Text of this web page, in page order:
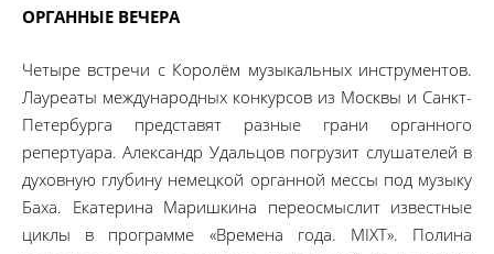
ОРГАННЫЕ ВЕЧЕРА
Четыре встречи с Королём музыкальных инструментов.
Лауреаты международных конкурсов из Москвы и Санкт-
Петербурга представят разные грани органного
репертуара. Александр Удальцов погрузит слушателей в
духовную глубину немецкой органной мессы под музыку
Баха. Екатерина Маришкина переосмыслит известные
циклы в программе «Времена года. MIXT». Полина